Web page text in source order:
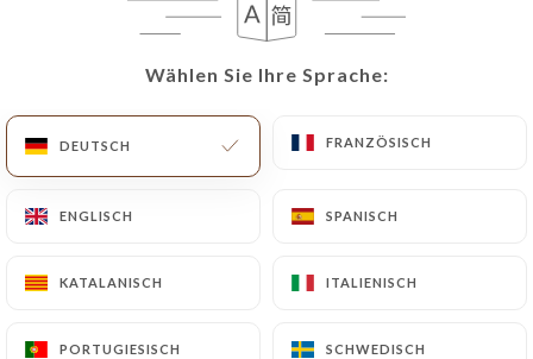
Wählen Sie Ihre Sprache:
DEUTSCH FRANZÖSISCH
ENGLISCH SPANISCH
KATALANISCH ITALIENISCH
PORTUGIESISCH SCHWEDISCH
Wählen Sie Ihre Sprache:
DEUTSCH FRANZÖSISCH
ENGLISCH SPANISCH
KATALANISCH ITALIENISCH
PORTUGIESISCH SCHWEDISCH